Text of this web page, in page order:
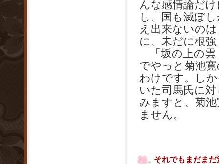
んな感情論だ
し、国も滅ぼ
え出来ないの
に、未だに根
「坂の上の雲
でやっと菊池
わけです。し
いた司馬氏に
みますと、菊
ません。
それでもまだま